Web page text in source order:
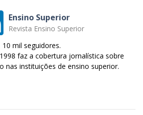
Ensino Superior
Revista Ensino Superior
10 mil seguidores.
faz a cobertura jornalística sobre
nas instituições de ensino superior.